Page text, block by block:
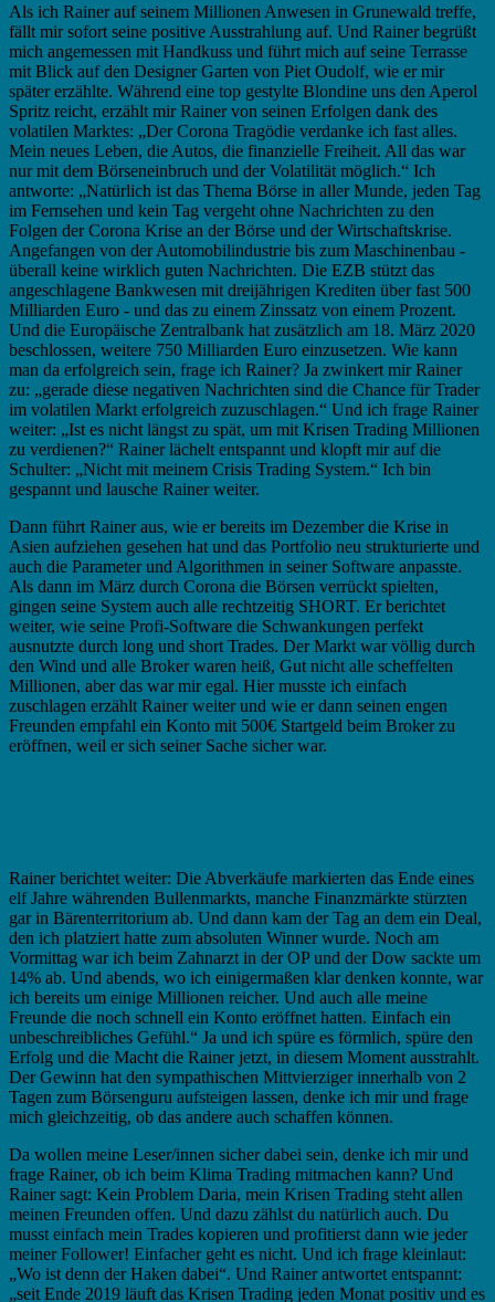
Als ich Rainer auf seinem Millionen Anwesen in Grunewald treffe,
fällt mir sofort seine positive Ausstrahlung auf. Und Rainer begrüßt
mich angemessen mit Handkuss und führt mich auf seine Terrasse
mit Blick auf den Designer Garten von Piet Oudolf, wie er mir
später erzählte. Während eine top gestylte Blondine uns den Aperol
Spritz reicht, erzählt mir Rainer von seinen Erfolgen dank des
volatilen Marktes: „Der Corona Tragödie verdanke ich fast alles.
Mein neues Leben, die Autos, die finanzielle Freiheit. All das war
nur mit dem Börseneinbruch und der Volatilität möglich.“ Ich
antworte: „Natürlich ist das Thema Börse in aller Munde, jeden Tag
im Fernsehen und kein Tag vergeht ohne Nachrichten zu den
Folgen der Corona Krise an der Börse und der Wirtschaftskrise.
Angefangen von der Automobilindustrie bis zum Maschinenbau -
überall keine wirklich guten Nachrichten. Die EZB stützt das
angeschlagene Bankwesen mit dreijährigen Krediten über fast 500
Milliarden Euro - und das zu einem Zinssatz von einem Prozent.
Und die Europäische Zentralbank hat zusätzlich am 18. März 2020
beschlossen, weitere 750 Milliarden Euro einzusetzen. Wie kann
man da erfolgreich sein, frage ich Rainer? Ja zwinkert mir Rainer
zu: „gerade diese negativen Nachrichten sind die Chance für Trader
im volatilen Markt erfolgreich zuzuschlagen.“ Und ich frage Rainer
weiter: „Ist es nicht längst zu spät, um mit Krisen Trading Millionen
zu verdienen?“ Rainer lächelt entspannt und klopft mir auf die
Schulter: „Nicht mit meinem Crisis Trading System.“ Ich bin
gespannt und lausche Rainer weiter.
Dann führt Rainer aus, wie er bereits im Dezember die Krise in
Asien aufziehen gesehen hat und das Portfolio neu strukturierte und
auch die Parameter und Algorithmen in seiner Software anpasste.
Als dann im März durch Corona die Börsen verrückt spielten,
gingen seine System auch alle rechtzeitig SHORT. Er berichtet
weiter, wie seine Profi-Software die Schwankungen perfekt
ausnutzte durch long und short Trades. Der Markt war völlig durch
den Wind und alle Broker waren heiß, Gut nicht alle scheffelten
Millionen, aber das war mir egal. Hier musste ich einfach
zuschlagen erzählt Rainer weiter und wie er dann seinen engen
Freunden empfahl ein Konto mit 500€ Startgeld beim Broker zu
eröffnen, weil er sich seiner Sache sicher war.
Rainer berichtet weiter: Die Abverkäufe markierten das Ende eines
elf Jahre währenden Bullenmarkts, manche Finanzmärkte stürzten
gar in Bärenterritorium ab. Und dann kam der Tag an dem ein Deal,
den ich platziert hatte zum absoluten Winner wurde. Noch am
Vormittag war ich beim Zahnarzt in der OP und der Dow sackte um
14% ab. Und abends, wo ich einigermaßen klar denken konnte, war
ich bereits um einige Millionen reicher. Und auch alle meine
Freunde die noch schnell ein Konto eröffnet hatten. Einfach ein
unbeschreibliches Gefühl.“ Ja und ich spüre es förmlich, spüre den
Erfolg und die Macht die Rainer jetzt, in diesem Moment ausstrahlt.
Der Gewinn hat den sympathischen Mittvierziger innerhalb von 2
Tagen zum Börsenguru aufsteigen lassen, denke ich mir und frage
mich gleichzeitig, ob das andere auch schaffen können.
Da wollen meine Leser/innen sicher dabei sein, denke ich mir und
frage Rainer, ob ich beim Klima Trading mitmachen kann? Und
Rainer sagt: Kein Problem Daria, mein Krisen Trading steht allen
meinen Freunden offen. Und dazu zählst du natürlich auch. Du
musst einfach mein Trades kopieren und profitierst dann wie jeder
meiner Follower! Einfacher geht es nicht. Und ich frage kleinlaut:
„Wo ist denn der Haken dabei“. Und Rainer antwortet entspannt:
„seit Ende 2019 läuft das Krisen Trading jeden Monat positiv und es